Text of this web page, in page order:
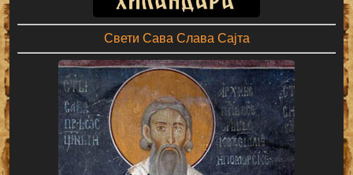
Свети Сава Слава Сајта